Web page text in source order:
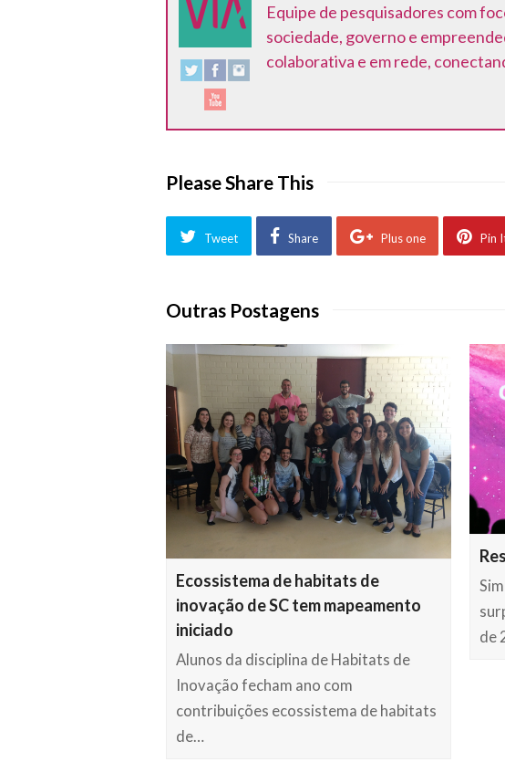
Equipe de pesquisadores com
sociedade, governo e
colaborativa e em rede,
Please Share This
Tweet Share Plus one Pin
Outras Postagens
Ecossistema de habitats de
inovação de SC tem mapeamento
iniciado
Alunos da disciplina de Habitats de
Inovação fecham ano com
contribuições ecossistema de habitats
de…
de